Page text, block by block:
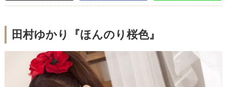
田村ゆかり『ほんのり桜色』